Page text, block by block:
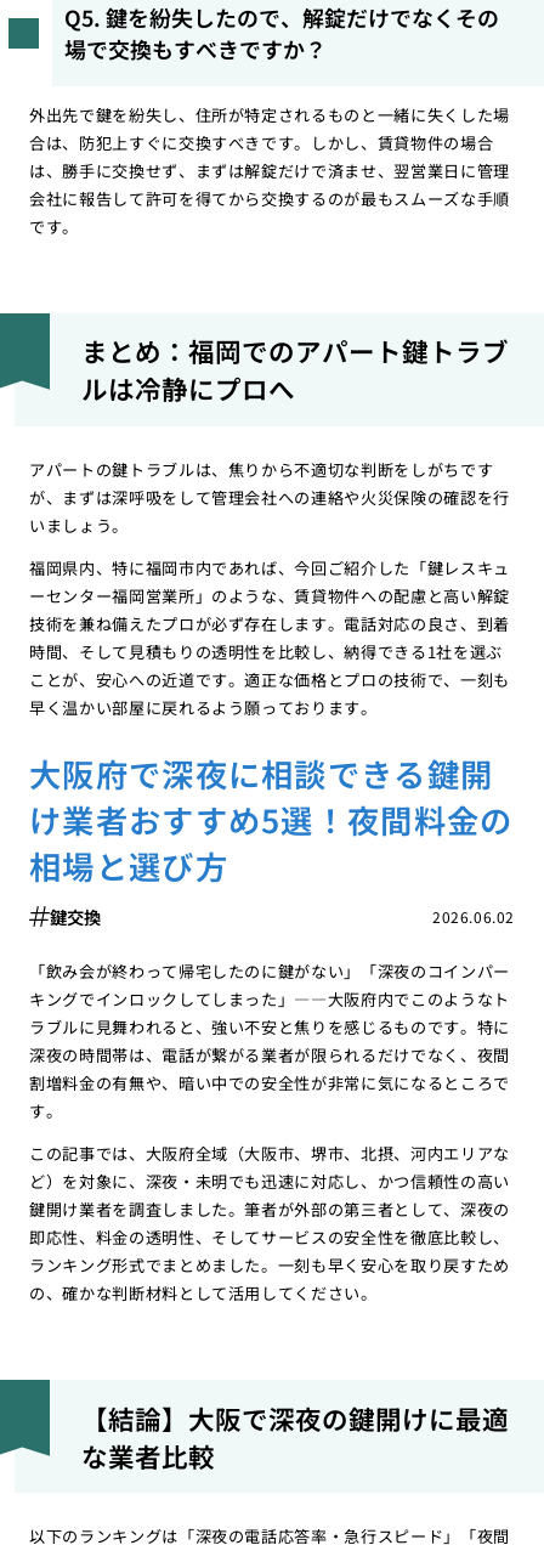
Q5. 鍵を紛失したので、解錠だけでなくその
場で交換もすべきですか？
外出先で鍵を紛失し、住所が特定されるものと一緒に失くした場
合は、防犯上すぐに交換すべきです。しかし、賃貸物件の場合
は、勝手に交換せず、まずは解錠だけで済ませ、翌営業日に管理
会社に報告して許可を得てから交換するのが最もスムーズな手順
です。
まとめ：福岡でのアパート鍵トラブ
ルは冷静にプロへ
アパートの鍵トラブルは、焦りから不適切な判断をしがちです
が、まずは深呼吸をして管理会社への連絡や火災保険の確認を行
いましょう。
福岡県内、特に福岡市内であれば、今回ご紹介した「鍵レスキュ
ーセンター福岡営業所」のような、賃貸物件への配慮と高い解錠
技術を兼ね備えたプロが必ず存在します。電話対応の良さ、到着
時間、そして見積もりの透明性を比較し、納得できる1社を選ぶ
ことが、安心への近道です。適正な価格とプロの技術で、一刻も
早く温かい部屋に戻れるよう願っております。
大阪府で深夜に相談できる鍵開
け業者おすすめ5選！夜間料金の
相場と選び方
2026.06.02
鍵交換
「飲み会が終わって帰宅したのに鍵がない」「深夜のコインパー
キングでインロックしてしまった」――大阪府内でこのようなト
ラブルに見舞われると、強い不安と焦りを感じるものです。特に
深夜の時間帯は、電話が繋がる業者が限られるだけでなく、夜間
割増料金の有無や、暗い中での安全性が非常に気になるところで
す。
この記事では、大阪府全域（大阪市、堺市、北摂、河内エリアな
ど）を対象に、深夜・未明でも迅速に対応し、かつ信頼性の高い
鍵開け業者を調査しました。筆者が外部の第三者として、深夜の
即応性、料金の透明性、そしてサービスの安全性を徹底比較し、
ランキング形式でまとめました。一刻も早く安心を取り戻すため
の、確かな判断材料として活用してください。
【結論】大阪で深夜の鍵開けに最適
な業者比較
以下のランキングは「深夜の電話応答率・急行スピード」「夜間